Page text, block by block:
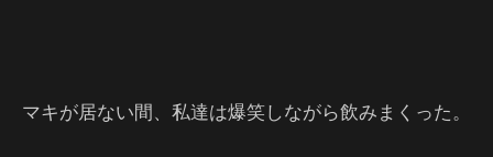
マキが居ない間、私達は爆笑しながら飲みまくった。